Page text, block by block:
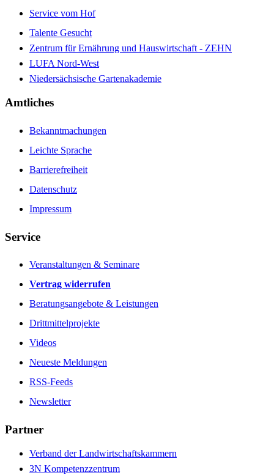
Service vom Hof
Talente Gesucht
Zentrum für Ernährung und Hauswirtschaft - ZEHN
LUFA Nord-West
Niedersächsische Gartenakademie
Amtliches
Bekanntmachungen
Leichte Sprache
Barrierefreiheit
Datenschutz
Impressum
Service
Veranstaltungen & Seminare
Vertrag widerrufen
Beratungsangebote & Leistungen
Drittmittelprojekte
Videos
Neueste Meldungen
RSS-Feeds
Newsletter
Partner
Verband der Landwirtschaftskammern
3N Kompetenzzentrum